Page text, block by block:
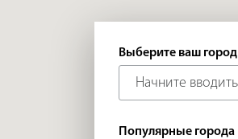
Выберите ваш город
Популярные города